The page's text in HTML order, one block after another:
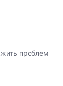
проблем